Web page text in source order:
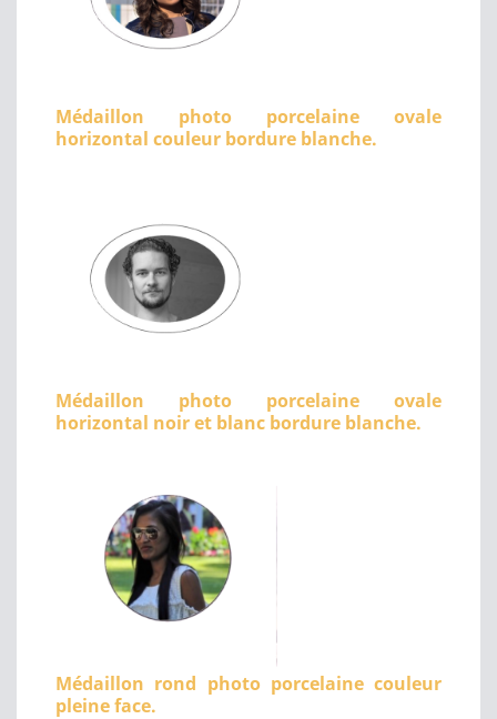
Médaillon photo porcelaine ovale
horizontal couleur bordure blanche.
Médaillon photo porcelaine ovale
horizontal noir et blanc bordure blanche.
Médaillon rond photo porcelaine couleur
pleine face.